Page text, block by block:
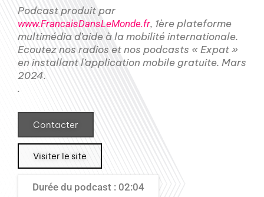
Podcast produit par
www.FrancaisDansLeMonde.fr, 1ère plateforme
multimédia d’aide à la mobilité internationale.
Ecoutez nos radios et nos podcasts « Expat »
en installant l’application mobile gratuite. Mars
2024.
.
Contacter
Visiter le site
Durée du podcast : 02:04